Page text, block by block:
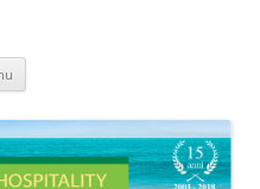
Vai
contenuto